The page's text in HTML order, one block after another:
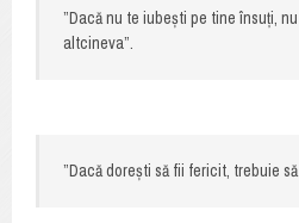
”Dacă nu te iubești pe tine însuți,
altcineva”.
”Dacă dorești să fii fericit, trebuie